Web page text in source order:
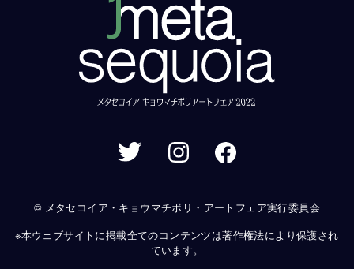
© メタセコイア・キョウマチボリ・アートフェア実行委員会
※本ウェブサイトに掲載全てのコンテンツは著作権法により保護され
ています。